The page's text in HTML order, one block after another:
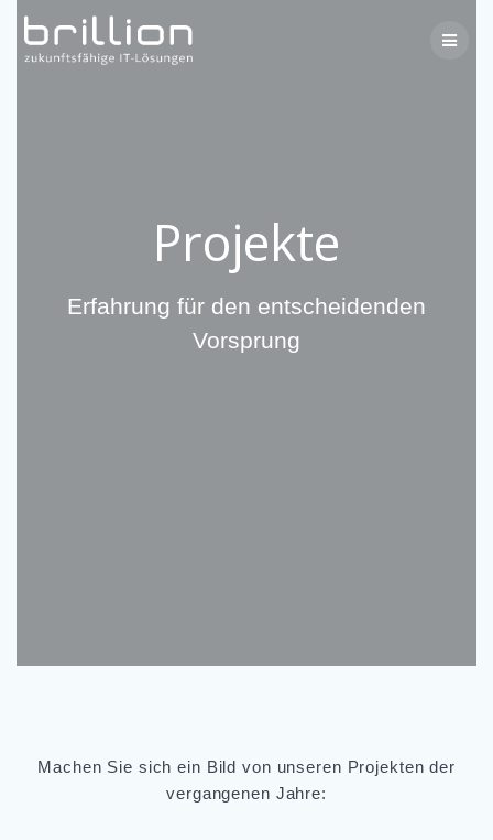
Projekte
Erfahrung für den entscheidenden
Vorsprung
Machen Sie sich ein Bild von unseren Projekten der
vergangenen Jahre: